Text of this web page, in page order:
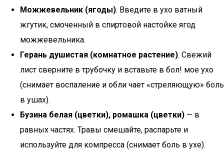
Можжевельник (ягоды). Введите в ухо ватный
жгутик, смоченный в спиртовой настойке ягод
можжевельника.
Герань душистая (комнатное растение). Свежий
лист сверните в трубочку и вставьте в бол! мое ухо
(снимает воспаление и обли чает «стреляющую» боль
в ушах).
Бузина белая (цветки), ромашка (цветки) — в
равных частях. Травы смешайте, распарьте и
используйте для компресса (снимает боль в ухе).